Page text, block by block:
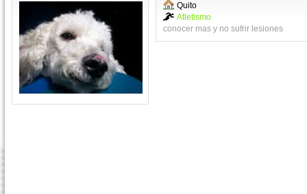
Quito
Atletismo
conocer mas y no sufrir lesiones